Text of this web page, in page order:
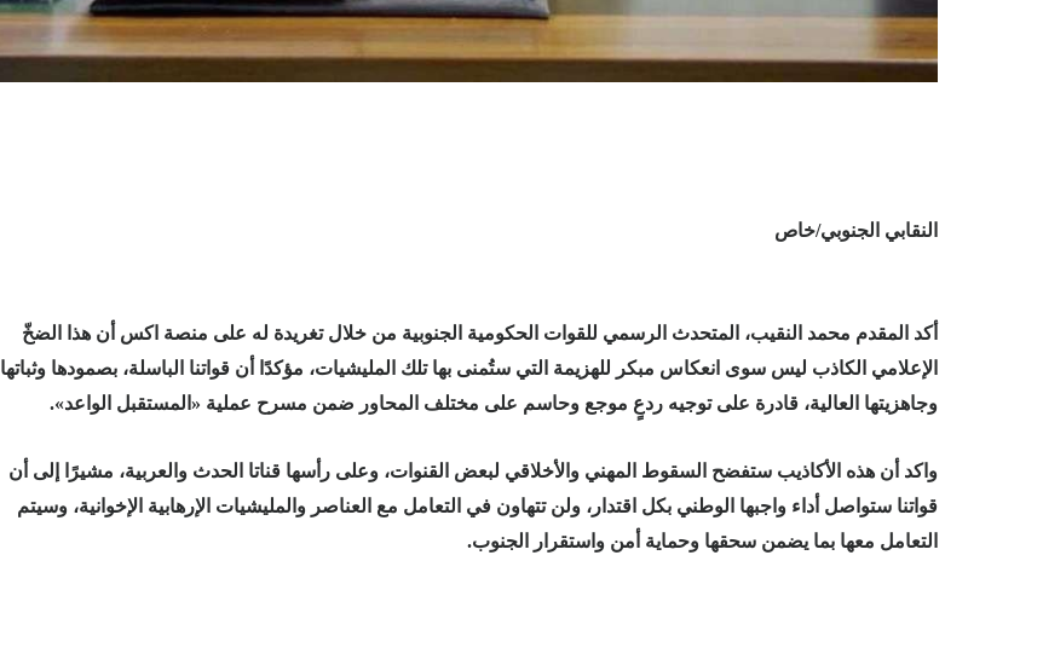
النقابي الجنوبي/خاص
أكد المقدم محمد النقيب، المتحدث الرسمي للقوات الحكومية الجنوبية من خلال تغريدة له على منصة اكس أن هذا الضخّ
الإعلامي الكاذب ليس سوى انعكاس مبكر للهزيمة التي ستُمنى بها تلك المليشيات، مؤكدًا أن قواتنا الباسلة، بصمودها وثباتها
وجاهزيتها العالية، قادرة على توجيه ردعٍ موجع وحاسم على مختلف المحاور ضمن مسرح عملية «المستقبل الواعد».
واكد أن هذه الأكاذيب ستفضح السقوط المهني والأخلاقي لبعض القنوات، وعلى رأسها قناتا الحدث والعربية، مشيرًا إلى أن
قواتنا ستواصل أداء واجبها الوطني بكل اقتدار، ولن تتهاون في التعامل مع العناصر والمليشيات الإرهابية الإخوانية، وسيتم
التعامل معها بما يضمن سحقها وحماية أمن واستقرار الجنوب.